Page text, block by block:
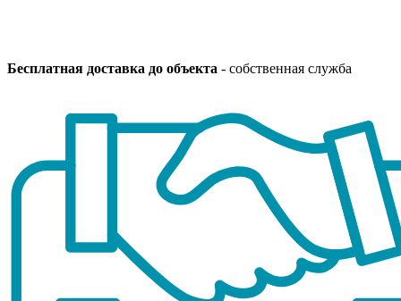
Бесплатная доставка до объекта - собственная служба